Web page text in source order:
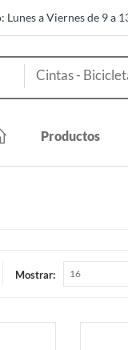
Lunes a Viernes de 9 a
Productos
Mostrar: